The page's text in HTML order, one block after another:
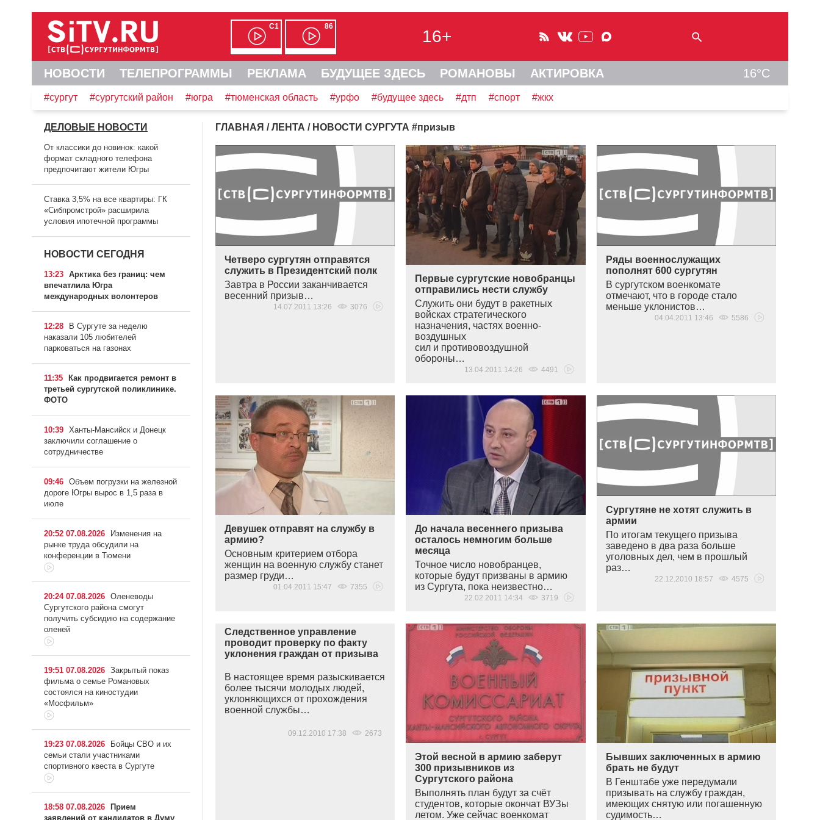
С1 86
16+
НОВОСТИ ТЕЛЕПРОГРАММЫ РЕКЛАМА БУДУЩЕЕ ЗДЕСЬ РОМАНОВЫ АКТИРОВКА 16°C
#сургут #сургутский район #югра #тюменская область #урфо #будущее здесь #дтп #спорт #жкх
ГЛАВНАЯ /ЛЕНТА / НОВОСТИ СУРГУТА #призыв
Четверо сургутян отправятся
служить в Президентский полк
Завтра в России заканчивается
весенний призыв…
14.07.2011 13:26 3076
Первые сургутские новобранцы
отправились нести службу
Служить они будут в ракетных
войсках стратегического
назначения, частях военно-
воздушных
сил и противовоздушной
обороны…
13.04.2011 14:26 4491
Ряды военнослужащих
пополнят 600 сургутян
В сургутском военкомате
отмечают, что в городе стало
меньше уклонистов…
04.04.2011 13:46 5586
Девушек отправят на службу в
армию?
Основным критерием отбора
женщин на военную службу станет
размер груди…
01.04.2011 15:47 7355
До начала весеннего призыва
осталось немногим больше
месяца
Точное число новобранцев,
которые будут призваны в армию
из Сургута, пока неизвестно…
22.02.2011 14:34 3719
Сургутяне не хотят служить в
армии
По итогам текущего призыва
заведено в два раза больше
уголовных дел, чем в прошлый
раз…
22.12.2010 18:57 4575
Следственное управление
проводит проверку по факту
уклонения граждан от призыва
В настоящее время разыскивается
более тысячи молодых людей,
уклоняющихся от прохождения
военной службы…
09.12.2010 17:38 2673
Этой весной в армию заберут
300 призывников из
Сургутского района
Выполнять план будут за счёт
студентов, которые окончат ВУЗы
летом. Уже сейчас военкомат
Бывших заключенных в армию
брать не будут
В Генштабе уже передумали
призывать на службу граждан,
имеющих снятую или погашенную
судимость…
ДЕЛОВЫЕ НОВОСТИ
От классики до новинок: какой
формат складного телефона
предпочитают жители Югры
Ставка 3,5% на все квартиры: ГК
«Сибпромстрой» расширила
условия ипотечной программы
НОВОСТИ СЕГОДНЯ
13:23 Арктика без границ: чем
впечатлила Югра
международных волонтеров
12:28
В Сургуте за неделю
наказали 105 любителей
парковаться на газонах
11:35
Как продвигается ремонт в
третьей сургутской поликлинике.
ФОТО
10:39 Ханты-Мансийск и Донецк
заключили соглашение о
сотрудничестве
09:46 Объем погрузки на железной
дороге Югры вырос в 1,5 раза в
июле
20:52 07.08.2026
Изменения на
рынке труда обсудили на
конференции в Тюмени
20:24 07.08.2026 Оленеводы
Сургутского района смогут
получить субсидию на содержание
оленей
19:51 07.08.2026 Закрытый показ
фильма о семье Романовых
состоялся на киностудии
«Мосфильм»
19:23 07.08.2026
Бойцы СВО и их
семьи стали участниками
спортивного квеста в Сургуте
18:58 07.08.2026
Прием
заявлений от кандидатов в Думу